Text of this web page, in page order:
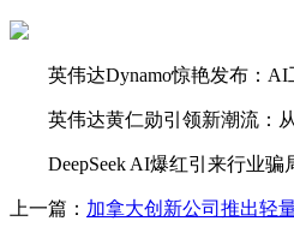
英伟达Dynamo惊艳发布：AI
英伟达黄仁勋引领新潮流：从
DeepSeek AI爆红引来行业骗
上一篇： 加拿大创新公司推出轻